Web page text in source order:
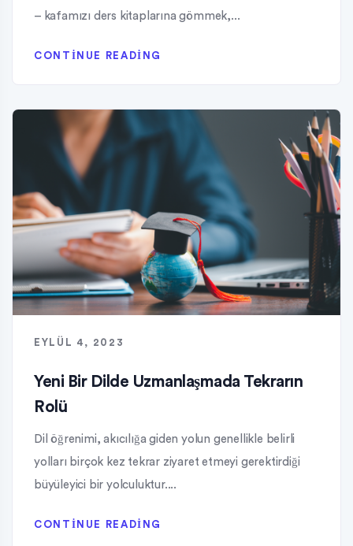
– kafamızı ders kitaplarına gömmek,...
CONTINUE READING
EYLÜL 4, 2023
Yeni Bir Dilde Uzmanlaşmada Tekrarın
Rolü
Dil öğrenimi, akıcılığa giden yolun genellikle belirli
yolları birçok kez tekrar ziyaret etmeyi gerektirdiği
büyüleyici bir yolculuktur....
CONTINUE READING